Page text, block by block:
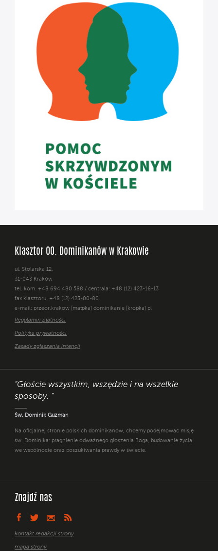
Klasztor OO. Dominikanów w Krakowie
ul. Stolarska 12,
31-043 Kraków
tel. kom. +48 694 480 588 / centrala: +48 (12) 423-16-13
fax klasztoru: +48 (12) 423-00-80
e-mail: przeor.krakow [małpka] dominikanie [kropka] pl
Regulamin płatności
Polityka prywatności
Zasady zgłaszania intencji
"Głoście wszystkim, wszędzie i na wszelkie
sposoby. "
Św. Dominik Guzman
Na oficjalnej stronie polskich dominikanów, chcemy podejmować misję
św. Dominika: pragnienie odważnego głoszenia Boga, budowanie życia
we wspólnocie oraz poszukiwania prawdy w świecie.
Znajdź nas
kontakt redakcji strony
mapa strony